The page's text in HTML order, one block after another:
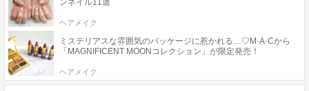
ンネイル11選
ヘアメイク
ミステリアスな雰囲気のパッケージに惹かれる…♡M·A·Cから
「MAGNIFICENT MOONコレクション」が限定発売！
ヘアメイク